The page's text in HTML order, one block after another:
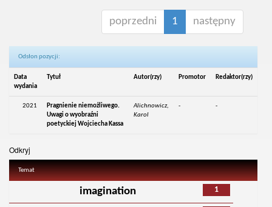
poprzedni 1 następny
Odsłon pozycji:
Data
wydania
Tytuł Autor(rzy) Promotor Redaktor(rzy)
2021
Pragnienie niemożliwego.
Uwagi o wyobraźni
poetyckiej Wojciecha Kassa
Alichnowicz,
Karol
- -
Odkryj
Temat
1
imagination